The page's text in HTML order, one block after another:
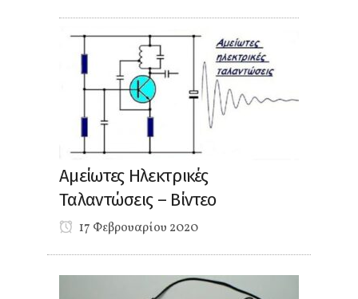
Αμείωτες Ηλεκτρικές
Ταλαντώσεις – Βίντεο
17 Φεβρουαρίου 2020